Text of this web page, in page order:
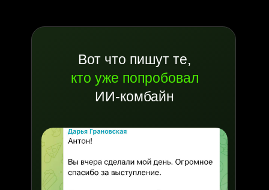
Вот что пишут те,
кто уже попробовал
ИИ-комбайн